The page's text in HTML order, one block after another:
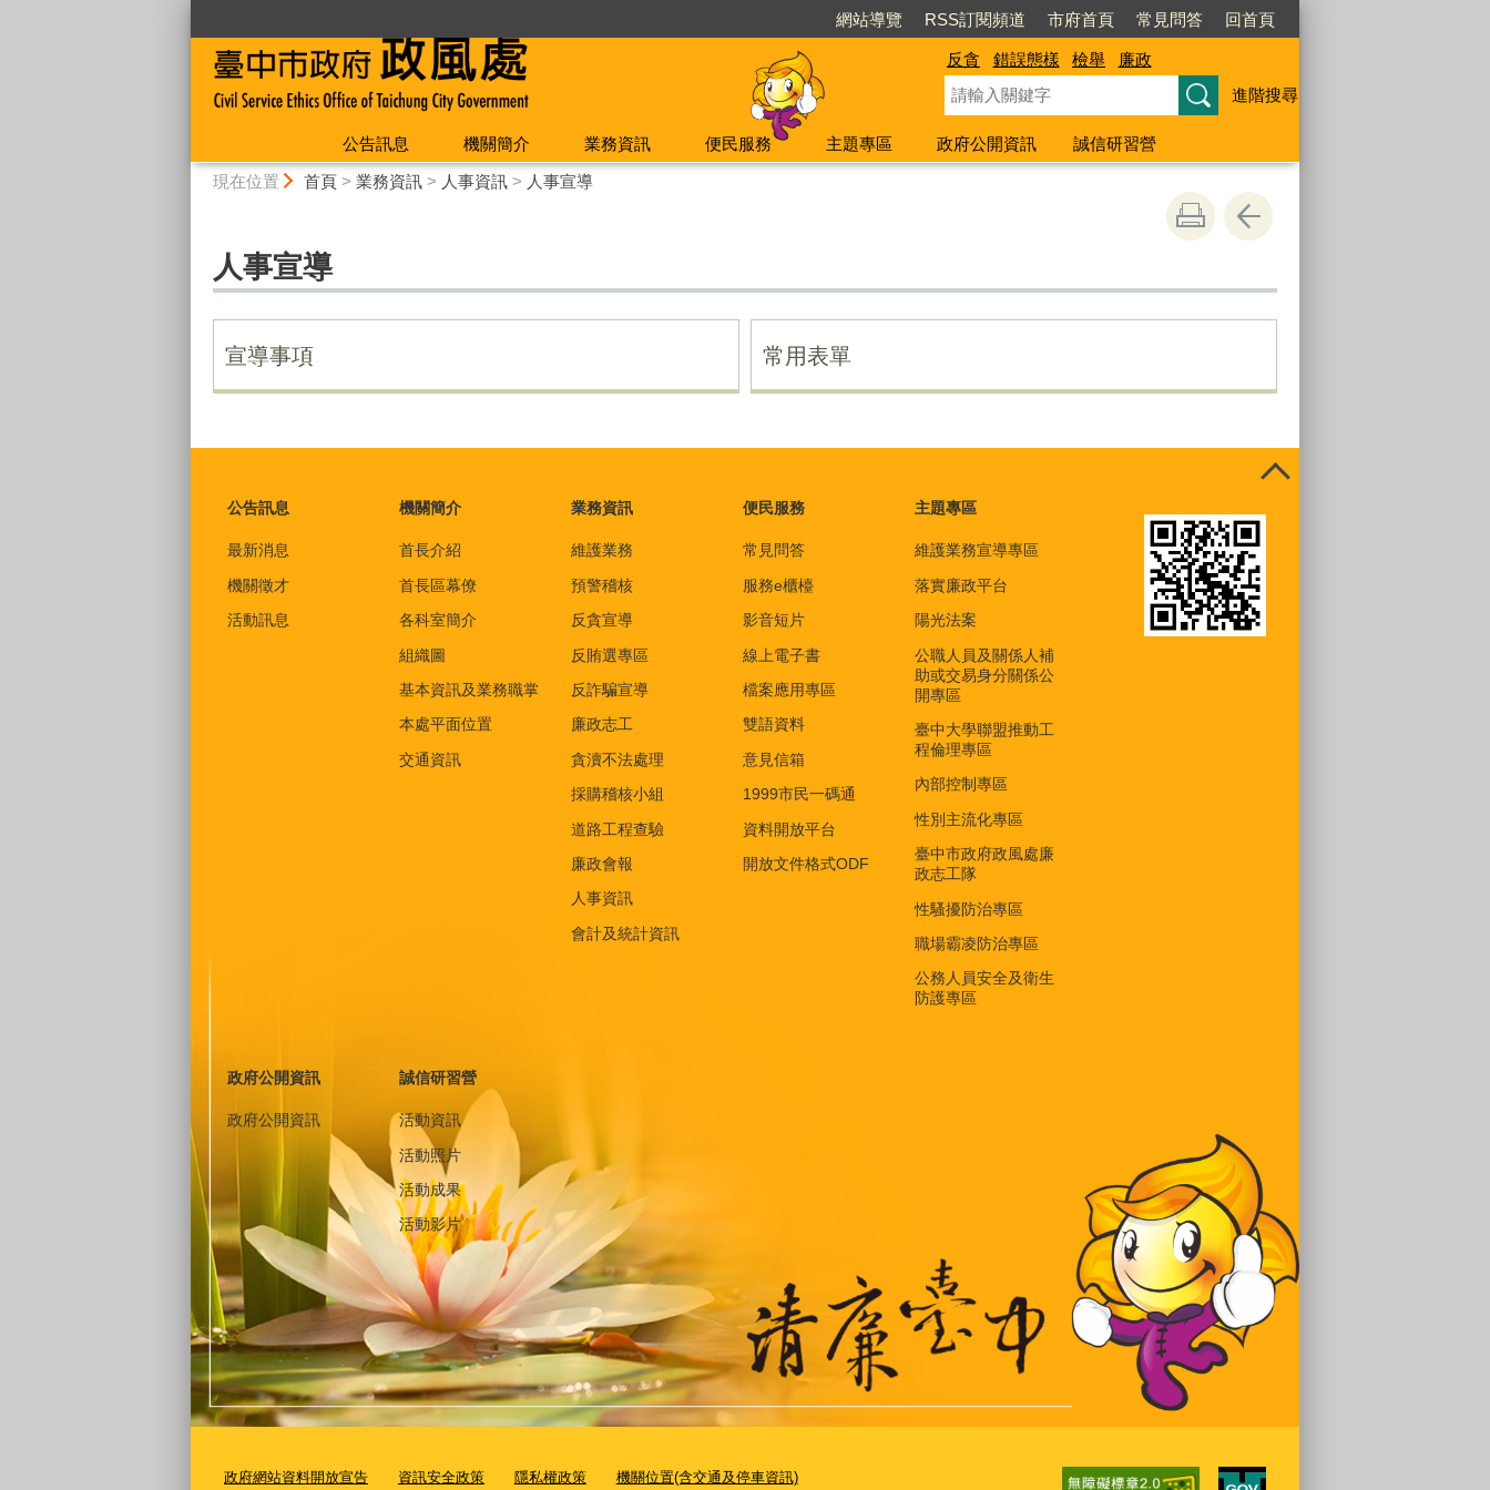
網站導覽 RSS訂閱頻道 市府首頁 常見問答 回首頁
反貪 錯誤態樣 檢舉
廉政
進階搜尋
公告訊息 機關簡介 業務資訊 便民服務 主題專區 政府公開資訊
誠信研習營
現在位置 首頁> 業務資訊> 人事資訊> 人事宣導
人事宣導
宣導事項 常用表單
公告訊息
最新消息
機關徵才
活動訊息
機關簡介
首長介紹
首長區幕僚
各科室簡介
組織圖
基本資訊及業務職掌
本處平面位置
交通資訊
業務資訊
維護業務
預警稽核
反貪宣導
反賄選專區
反詐騙宣導
廉政志工
貪瀆不法處理
採購稽核小組
道路工程查驗
廉政會報
人事資訊
會計及統計資訊
便民服務
常見問答
服務e櫃檯
影音短片
線上電子書
檔案應用專區
雙語資料
意見信箱
1999市民一碼通
資料開放平台
開放文件格式ODF
主題專區
維護業務宣導專區
落實廉政平台
陽光法案
公職人員及關係人補
助或交易身分關係公
開專區
臺中大學聯盟推動工
程倫理專區
內部控制專區
性別主流化專區
臺中市政府政風處廉
政志工隊
性騷擾防治專區
職場霸凌防治專區
公務人員安全及衛生
防護專區
政府公開資訊
政府公開資訊
誠信研習營
活動資訊
活動照片
活動成果
活動影片
政府網站資料開放宣告 資訊安全政策 隱私權政策 機關位置(含交通及停車資訊)